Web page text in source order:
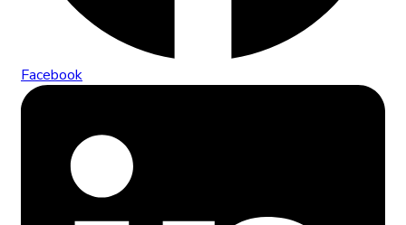
Facebook